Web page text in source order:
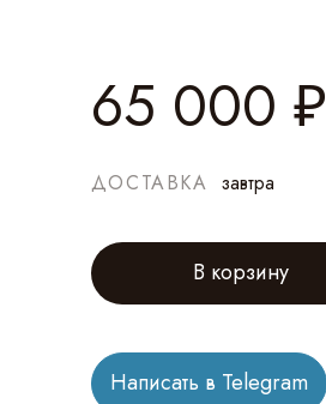
65 000 ₽
ДОСТАВКА завтра
В корзину
Написать в Telegram